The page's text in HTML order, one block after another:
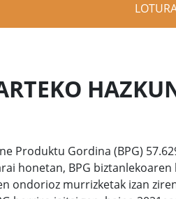
Produktu Gordina (BPG)
honetan, BPG
ondorioz murrizketak izan